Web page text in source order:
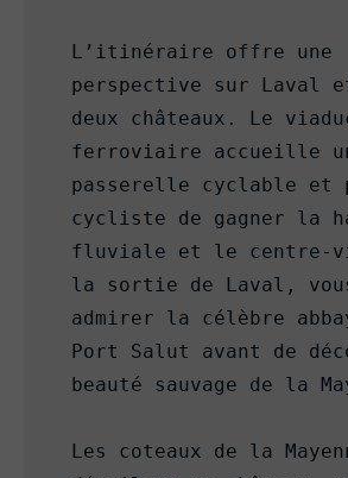
L’itinéraire offre une
perspective sur Laval
deux châteaux. Le
ferroviaire accueille
passerelle cyclable et
cycliste de gagner la
fluviale et le centre-
la sortie de Laval,
admirer la célèbre
Port Salut avant de
beauté sauvage de la
Les coteaux de la